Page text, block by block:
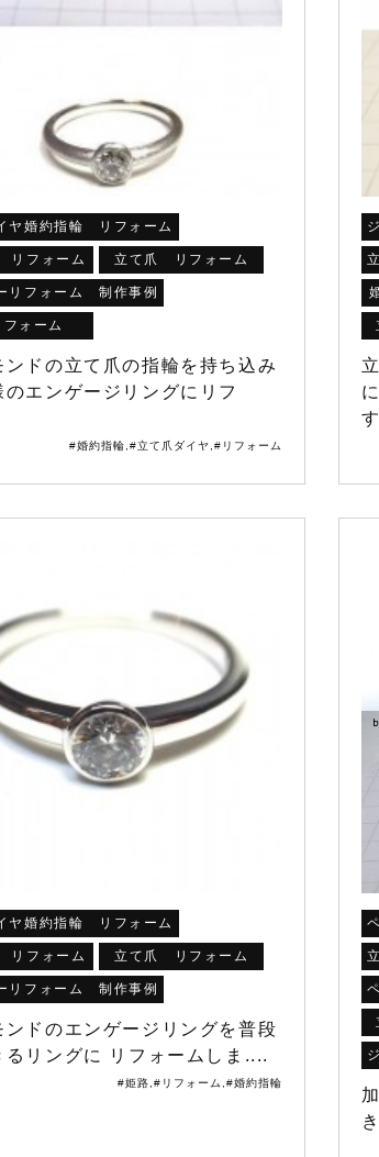
ヤ婚約指輪 リフォーム
リフォーム 立て爪 リフォーム
リフォーム 制作事例
ォーム
ンドの立て爪の指輪を持ち込み
のエンゲージリングにリフ
#婚約指輪,#立て爪ダイヤ ,#リフォーム
ヤ婚約指輪 リフォーム
リフォーム 立て爪 リフォーム
リフォーム 制作事例
ンドのエンゲージリングを普段
るリングに リフォームしま....
#姫路,#リフォーム ,#婚約指輪